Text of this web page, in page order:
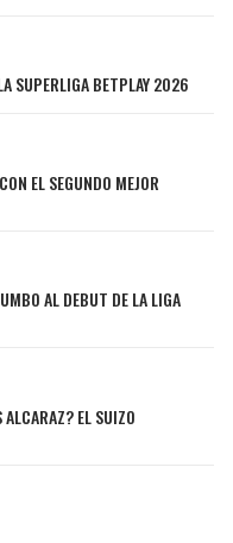
SUPERLIGA BETPLAY 2026
EL SEGUNDO MEJOR
AL DEBUT DE LA LIGA
ALCARAZ? EL SUIZO